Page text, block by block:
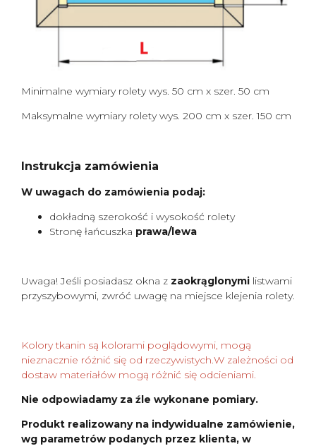
Minimalne wymiary rolety wys. 50 cm x szer. 50 cm
Maksymalne wymiary rolety wys. 200 cm x szer. 150 cm
Instrukcja zamówienia
W uwagach do zamówienia podaj:
dokładną szerokość i wysokość rolety
Stronę łańcuszka prawa/lewa
Uwaga! Jeśli posiadasz okna z zaokrąglonymi listwami
przyszybowymi, zwróć uwagę na miejsce klejenia rolety.
Kolory tkanin są kolorami poglądowymi, mogą
nieznacznie różnić się od rzeczywistych.W zależności od
dostaw materiałów mogą różnić się odcieniami.
Nie odpowiadamy za źle wykonane pomiary.
Produkt realizowany na indywidualne zamówienie,
wg parametrów podanych przez klienta, w